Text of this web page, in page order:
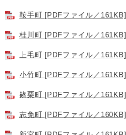
鞍手町 [PDFファイル／161KB]
桂川町 [PDFファイル／161KB]
上毛町 [PDFファイル／161KB]
小竹町 [PDFファイル／161KB]
篠栗町 [PDFファイル／161KB]
志免町 [PDFファイル／160KB]